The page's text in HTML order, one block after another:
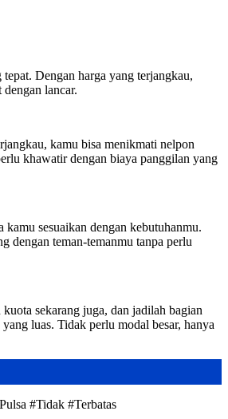
Dengan harga yang terjangkau,
lancar.
kamu bisa menikmati nelpon
khawatir dengan biaya panggilan yang
sesuaikan dengan kebutuhanmu.
dengan teman-temanmu tanpa perlu
sekarang juga, dan jadilah bagian
luas. Tidak perlu modal besar, hanya
#Tidak #Terbatas